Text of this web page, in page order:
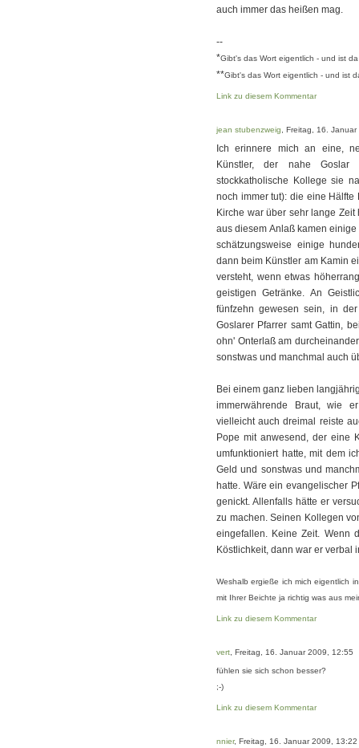
auch immer das heißen mag.
--
*Gibt's das Wort eigentlich - und ist
**Gibt's das Wort eigentlich - und ist
Link zu diesem Kommentar
jean stubenzweig , Freitag, 16.
Ich erinnere mich an eine,
Künstler, der nahe
stockkatholische Kollege sie
noch immer tut): die eine
Kirche war über sehr lange
aus diesem Anlaß kamen
schätzungsweise einige
dann beim Künstler am Kamin
versteht, wenn etwas
geistigen Getränke. An
fünfzehn gewesen sein, in
Goslarer Pfarrer samt Gattin,
ohn' Onterlaß am
sonstwas und manchmal auch
Bei einem ganz lieben
immerwährende Braut, wie
vielleicht auch dreimal reiste
Pope mit anwesend, der eine
umfunktioniert hatte, mit dem
Geld und sonstwas und
hatte. Wäre ein evangelischer
genickt. Allenfalls hätte er
zu machen. Seinen Kollegen
eingefallen. Keine Zeit. Wenn
Köstlichkeit, dann war er verbal
Weshalb ergieße ich mich eigentlich
mit Ihrer Beichte ja richtig was aus
Link zu diesem Kommentar
vert , Freitag, 16. Januar 2009, 12:55
fühlen sie sich schon besser?
;-)
Link zu diesem Kommentar
nnier, Freitag, 16. Januar 2009, 13:22